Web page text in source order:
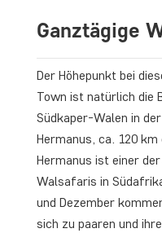
Ganztägige
Der Höhepunkt bei
Town ist natürlich die
Südkaper-Walen in
Hermanus, ca. 120
Hermanus ist einer
Walsafaris in
und Dezember
sich zu paaren und